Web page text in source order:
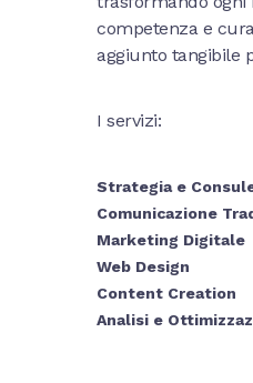
competenza e
aggiunto tangibile
I servizi:
Strategia e
Comunicazione
Marketing Digitale
Web Design
Content Creation
Analisi e